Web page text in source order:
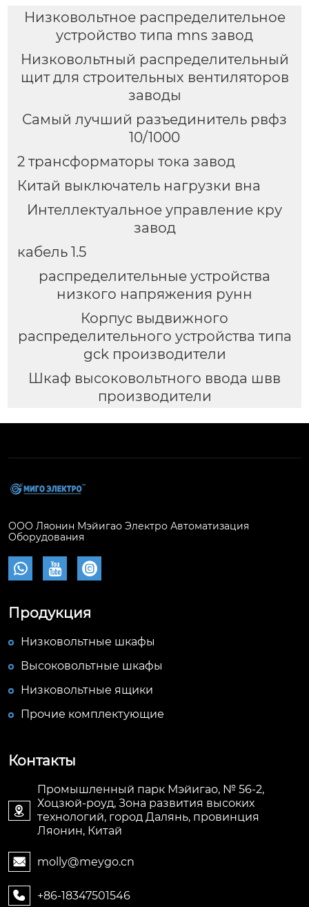
Низковольтное распределительное
устройство типа mns завод
Низковольтный распределительный
щит для строительных вентиляторов
заводы
Самый лучший разъединитель рвфз
10/1000
2 трансформаторы тока завод
Китай выключатель нагрузки вна
Интеллектуальное управление кру
завод
кабель 1.5
распределительные устройства
низкого напряжения рунн
Корпус выдвижного
распределительного устройства типа
gck производители
Шкаф высоковольтного ввода швв
производители
ООО Ляонин Мэйигао Электро Автоматизация
Оборудования
  
Продукция
Низковольтные шкафы
Высоковольтные шкафы
Низковольтные ящики
Прочие комплектующие
Контакты

Промышленный парк Мэйигао, № 56-2,
Хоцзюй-роуд, Зона развития высоких
технологий, город Далянь, провинция
Ляонин, Китай
 molly@meygo.cn
 +86-18347501546